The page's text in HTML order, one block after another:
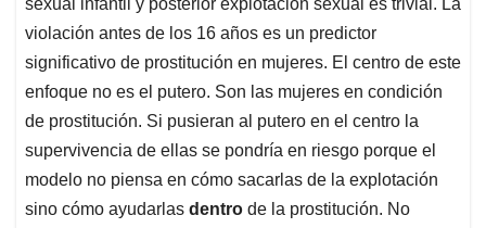
sexual infantil y posterior explotación sexual es trivial. La
violación antes de los 16 años es un predictor
significativo de prostitución en mujeres. El centro de este
enfoque no es el putero. Son las mujeres en condición
de prostitución. Si pusieran al putero en el centro la
supervivencia de ellas se pondría en riesgo porque el
modelo no piensa en cómo sacarlas de la explotación
sino cómo ayudarlas dentro de la prostitución. No